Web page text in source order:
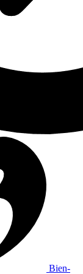
Bien-